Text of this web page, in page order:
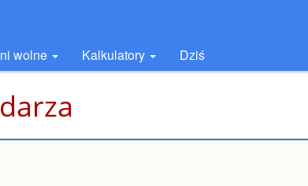
wolne Kalkulatory Dziś